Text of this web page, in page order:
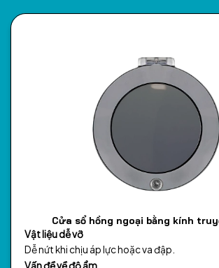
Cửa sổ hồng ngoại bằng kính
Vật liệu dễ vỡ
Dễ nứt khi chịu áp lực hoặc va đập.
Vấn đề về độ ẩm